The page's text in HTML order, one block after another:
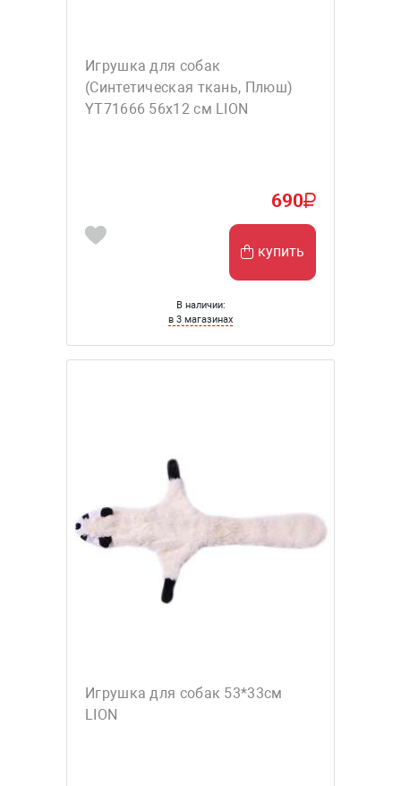
Игрушка для собак
(Синтетическая ткань, Плюш)
YT71666 56х12 см LION
690
купить
В наличии:
в 3 магазинах
Игрушка для собак 53*33см
LION